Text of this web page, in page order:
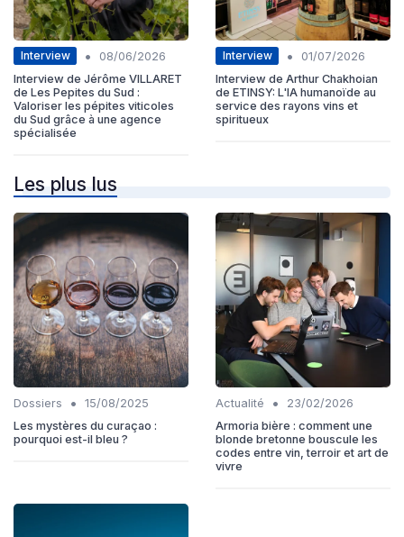
Interview •
08/06/2026
Interview de Jérôme VILLARET
de Les Pepites du Sud :
Valoriser les pépites viticoles
du Sud grâce à une agence
spécialisée
Interview •
01/07/2026
Interview de Arthur Chakhoian
de ETINSY: L'IA humanoïde au
service des rayons vins et
spiritueux
Les plus lus
Dossiers •
15/08/2025
Les mystères du curaçao :
pourquoi est-il bleu ?
Actualité •
23/02/2026
Armoria bière : comment une
blonde bretonne bouscule les
codes entre vin, terroir et art de
vivre